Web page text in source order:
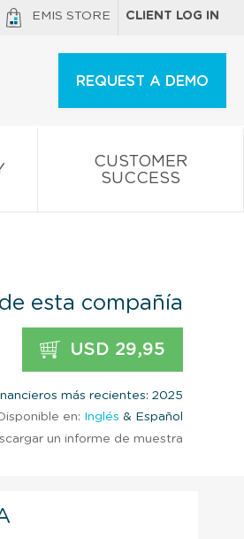
EMIS STORE CLIENT LOG IN
REQUEST A DEMO
CUSTOMER
SUCCESS
esta compañía
USD 29,95
más recientes: 2025
en: Inglés & Español
un informe de muestra